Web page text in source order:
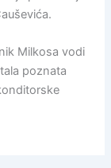
Milkosa vodi
poznata